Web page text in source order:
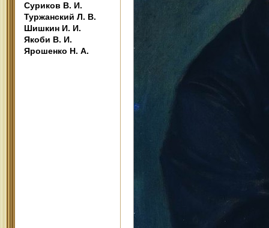
Суриков В. И.
Туржанский Л. В.
Шишкин И. И.
Якоби В. И.
Ярошенко Н. А.